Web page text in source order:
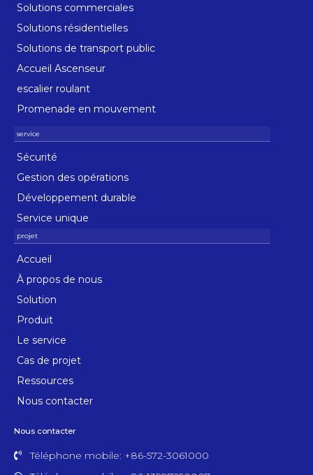
Solutions commerciales
Solutions résidentielles
Solutions de transport public
Accueil Ascenseur
escalier roulant
Promenade en mouvement
Sécurité
Gestion des opérations
Développement durable
Service unique
Accueil
À propos de nous
Solution
Produit
Le service
Cas de projet
Ressources
Nous contacter
Nous contacter
Téléphone mobile: +86-572-3061000